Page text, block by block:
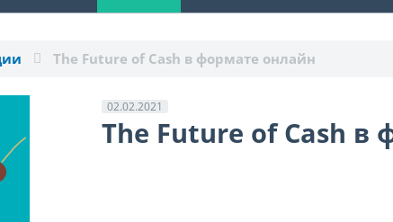
The Future of Cash в формате онлайн
02.02.2021
The Future of Cash в